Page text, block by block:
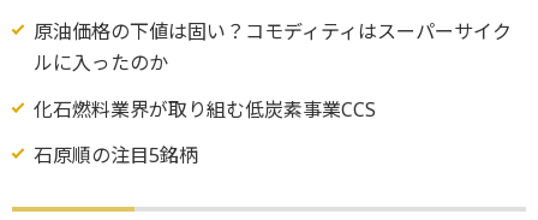
原油価格の下値は固い？コモディティはスーパーサイク
ルに入ったのか
化石燃料業界が取り組む低炭素事業CCS
石原順の注目5銘柄